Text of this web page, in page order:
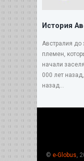
История
Австралия до
племен,
начали
000 лет
назад...
© e-Globus ,